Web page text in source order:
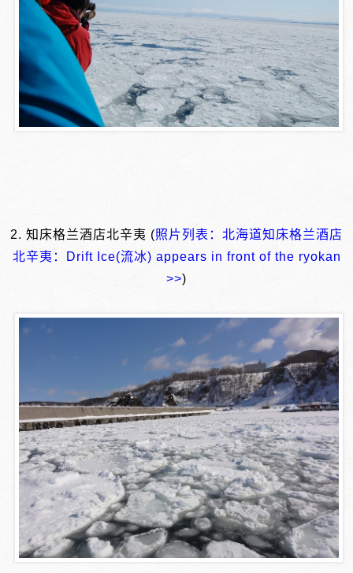
2. 知床格兰酒店北辛夷 (照片列表：北海道知床格兰酒店
北辛夷：Drift Ice(流冰) appears in front of the ryokan
>>)